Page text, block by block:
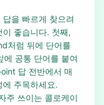
을 빠르게 찾으려
좋습니다. 첫째,
처럼 뒤에 단어를
공통 단어를 붙여
답 전반에서 매
주목하세요.
주 쓰이는 콜로케이